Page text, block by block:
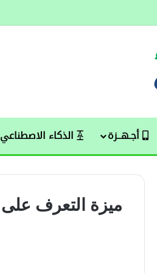
أجـهــزة الذكاء الاصطناعي